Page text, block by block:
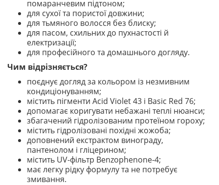
помаранчевим підтоном;
для сухої та пористої довжини;
для тьмяного волосся без блиску;
для пасом, схильних до пухнастості й
електризації;
для професійного та домашнього догляду.
Чим відрізняється?
поєднує догляд за кольором із незмивним
кондиціонуванням;
містить пігменти Acid Violet 43 і Basic Red 76;
допомагає коригувати небажані теплі нюанси;
збагачений гідролізованим протеїном гороху;
містить гідролізовані похідні жожоба;
доповнений екстрактом винограду,
пантенолом і гліцерином;
містить UV-фільтр Benzophenone-4;
має легку рідку формулу та не потребує
змивання.